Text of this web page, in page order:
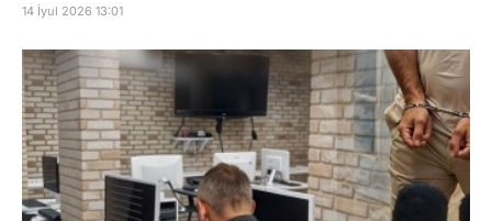
14 İyul 2026 13:01